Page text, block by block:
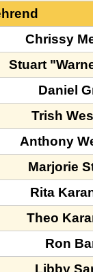
Chrissy
Stuart
Daniel
Trish
Anthony
Marjorie
Rita
Theo
Ron
Libby